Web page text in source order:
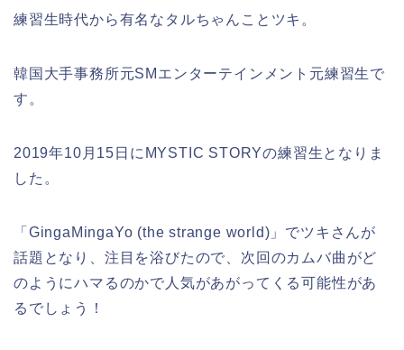
練習生時代から有名なタルちゃんことツキ。
韓国大手事務所元SMエンターテインメント元練習生で
す。
2019年10月15日にMYSTIC STORYの練習生となりま
した。
「GingaMingaYo (the strange world)」でツキさんが
話題となり、注目を浴びたので、次回のカムバ曲がど
のようにハマるのかで人気があがってくる可能性があ
るでしょう！